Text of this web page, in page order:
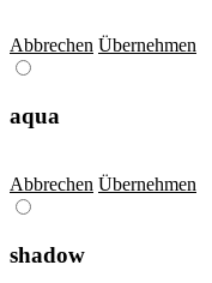
Abbrechen Übernehmen
aqua
Abbrechen Übernehmen
shadow